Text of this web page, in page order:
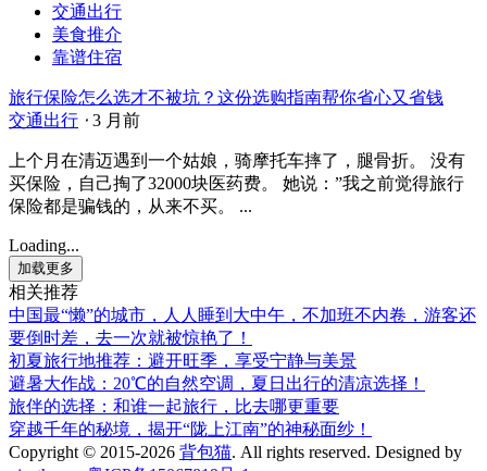
交通出行
美食推介
靠谱住宿
旅行保险怎么选才不被坑？这份选购指南帮你省心又省钱
交通出行 ⋅ 3 月前
上个月在清迈遇到一个姑娘，骑摩托车摔了，腿骨折。 没有
买保险，自己掏了32000块医药费。 她说：”我之前觉得旅行
保险都是骗钱的，从来不买。 ...
Loading...
加载更多
相关推荐
中国最“懒”的城市，人人睡到大中午，不加班不内卷，游客还
要倒时差，去一次就被惊艳了！
初夏旅行地推荐：避开旺季，享受宁静与美景
避暑大作战：20℃的自然空调，夏日出行的清凉选择！
旅伴的选择：和谁一起旅行，比去哪更重要
穿越千年的秘境，揭开“陇上江南”的神秘面纱！
Copyright © 2015-2026 背包猫. All rights reserved. Designed by